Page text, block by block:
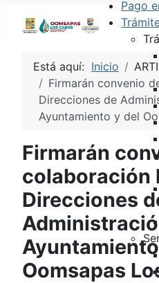
Pago
Está aquí: Inicio
Firmarán convenio
Direcciones de
Ayuntamiento y del
Firmarán
colaboración
Direcciones
Oomsapas